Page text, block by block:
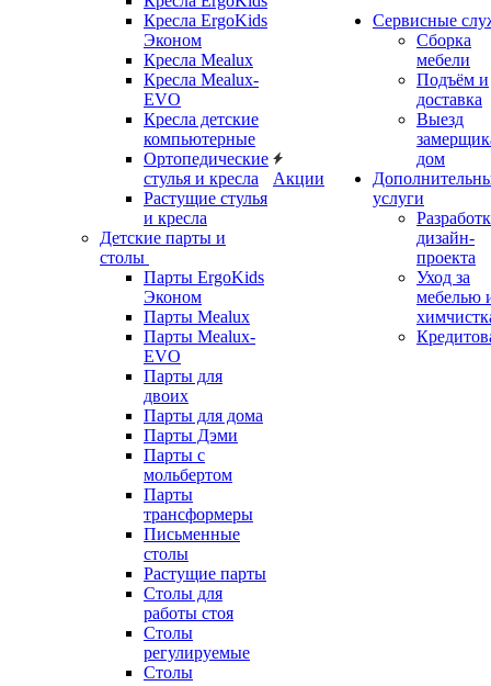
Кресла ErgoKids
Эконом
Кресла Mealux
Кресла Mealux-
EVO
Кресла детские
компьютерные
Ортопедические
стулья и кресла
Растущие стулья
и кресла
Детские парты и
столы
Парты ErgoKids
Эконом
Парты Mealux
Парты Mealux-
EVO
Парты для
двоих
Парты для дома
Парты Дэми
Парты с
мольбертом
Парты
трансформеры
Письменные
столы
Растущие парты
Столы для
работы стоя
Столы
регулируемые
Столы
Акции
Сервисные
Сборка
мебели
Подъём и
доставка
Выезд
дом
услуги
дизайн-
проекта
Уход за
мебелью